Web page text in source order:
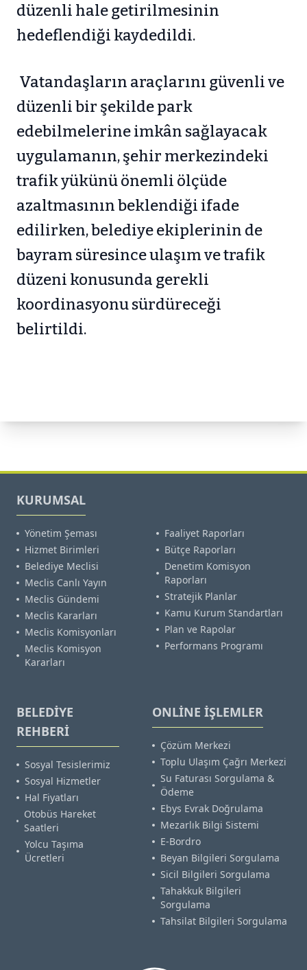
düzenli hale getirilmesinin
hedeflendiği kaydedildi.
Vatandaşların araçlarını güvenli ve
düzenli bir şekilde park
edebilmelerine imkân sağlayacak
uygulamanın, şehir merkezindeki
trafik yükünü önemli ölçüde
azaltmasının beklendiği ifade
edilirken, belediye ekiplerinin de
bayram süresince ulaşım ve trafik
düzeni konusunda gerekli
koordinasyonu sürdüreceği
belirtildi.
KURUMSAL
Yönetim Şeması
Hizmet Birimleri
Belediye Meclisi
Meclis Canlı Yayın
Meclis Gündemi
Meclis Kararları
Meclis Komisyonları
Meclis Komisyon
Kararları
Faaliyet Raporları
Bütçe Raporları
Denetim Komisyon
Raporları
Stratejik Planlar
Kamu Kurum Standartları
Plan ve Rapolar
Performans Programı
BELEDİYE
REHBERİ
Sosyal Tesislerimiz
Sosyal Hizmetler
Hal Fiyatları
Otobüs Hareket
Saatleri
Yolcu Taşıma
Ücretleri
ONLİNE İŞLEMLER
Çözüm Merkezi
Toplu Ulaşım Çağrı Merkezi
Su Faturası Sorgulama &
Ödeme
Ebys Evrak Doğrulama
Mezarlık Bilgi Sistemi
E-Bordro
Beyan Bilgileri Sorgulama
Sicil Bilgileri Sorgulama
Tahakkuk Bilgileri
Sorgulama
Tahsilat Bilgileri Sorgulama